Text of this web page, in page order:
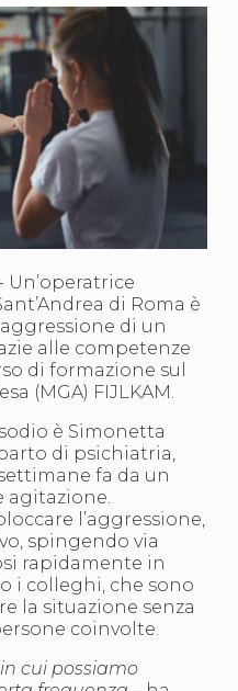
Attività
MGA
sito
Un’operatrice
di Roma è
di un
alle competenze
di formazione sul
(MGA) FIJLKAM.
è Simonetta
di psichiatria,
fa da un
agitazione.
l’aggressione,
spingendo via
rapidamente in
i colleghi, che sono
la situazione senza
coinvolte.
cui possiamo